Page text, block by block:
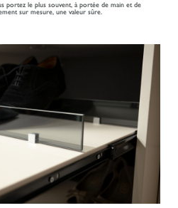
portez le plus souvent, à portée de main et de
sur mesure, une valeur sûre.